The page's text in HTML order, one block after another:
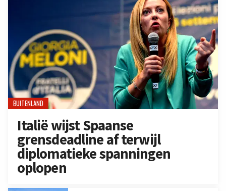
BUITENLAND
Italië wijst Spaanse
grensdeadline af terwijl
diplomatieke spanningen
oplopen